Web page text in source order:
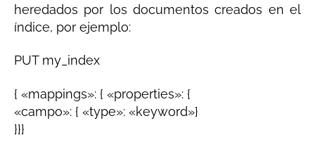
heredados por los documentos creados en el
índice, por ejemplo:
PUT my_index
{ «mappings»: { «properties»: {
«campo»: { «type»: «keyword»}
}}}